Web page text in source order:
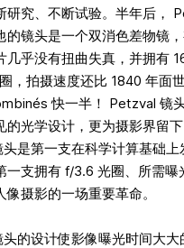
研究、不断试验。半年后，
的镜头是一个双消色差物镜
几乎没有扭曲失真，并拥有
，拍摄速度还比 1840 年面
快一半！ Petzval 镜
的光学设计，更为摄影界留下
是第一支在科学计算基础上
一支拥有 f/3.6 光圈、所需曝
像摄影的一场重要革命。
的设计使影像曝光时间大大